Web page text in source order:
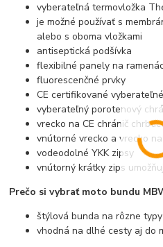
vyberateľná termovložka
je možné používať s
alebo s oboma vložkami
antiseptická podšívka
flexibilné panely na
fluorescenčné prvky
CE certifikované
vyberateľný porotenový
vrecko na CE chránič
vnútorné vrecko a vrecko
vodeodolné YKK zipsy
vnútorný krátky zips
Prečo si vybrať moto bundu
štýlová bunda na rôzne
vhodná na dlhé cesty aj do